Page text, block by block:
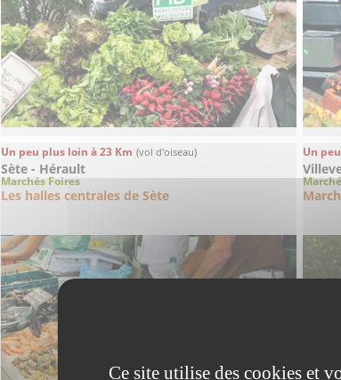
Un peu plus loin à 23 Km (vol d'oiseau)
Sète - Hérault
Marchés Foires
Les halles centrales de Sète
Un
Ce site utilise des cookies et